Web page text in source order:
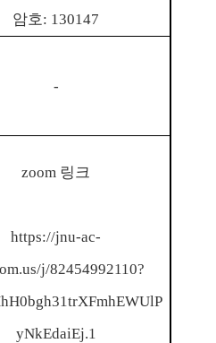
암호: 130147
-
zoom 링크
https://jnu-ac-
j/82454992110?
yNkEdaiEj.1